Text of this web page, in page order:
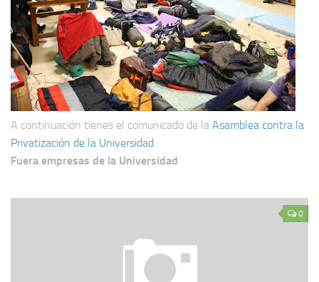
A continuación tienes el comunicado de la Asamblea contra la
Privatización de la Universidad
Fuera empresas de la Universidad
0